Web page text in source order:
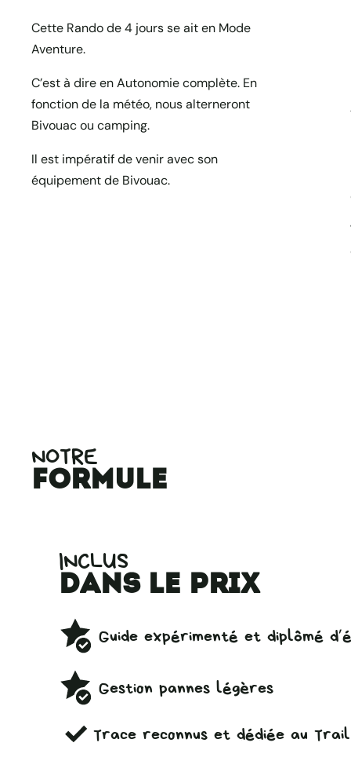
Cette Rando de 4 jours se ait en Mode
Aventure.
C’est à dire en Autonomie complète. En
fonction de la météo, nous alterneront
Bivouac ou camping.
Il est impératif de venir avec son
équipement de Bivouac.
NOTRE
formule
INCLUS
dans le prix
Guide expérimenté et diplômé
Gestion pannes légères
Trace reconnus et dédiée au Trail